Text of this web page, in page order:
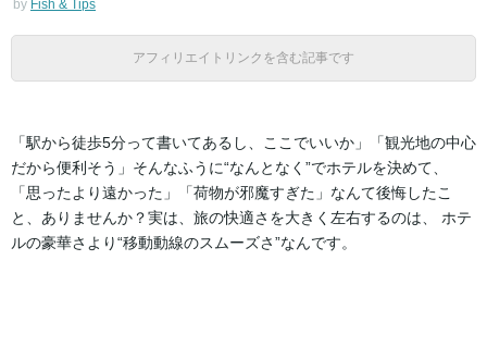
by Fish & Tips
アフィリエイトリンクを含む記事です
「駅から徒歩5分って書いてあるし、ここでいいか」「観光地の中心
だから便利そう」そんなふうに“なんとなく”でホテルを決めて、
「思ったより遠かった」「荷物が邪魔すぎた」なんて後悔したこ
と、ありませんか？実は、旅の快適さを大きく左右するのは、 ホテ
ルの豪華さより“移動動線のスムーズさ”なんです。